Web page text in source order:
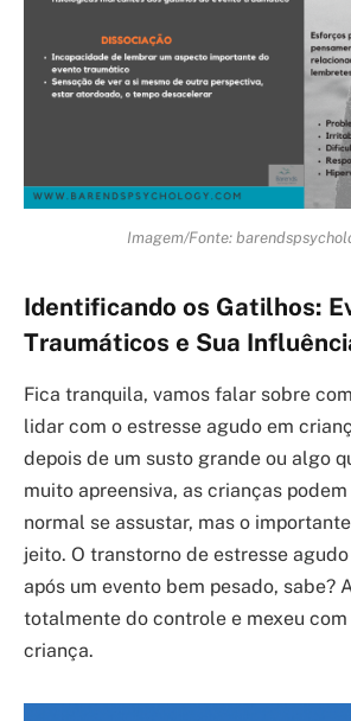
Imagem/Fonte:
Identificando os Gatilhos:
Traumáticos e Sua
Fica tranquila, vamos falar sobre
lidar com o estresse agudo em
depois de um susto grande ou algo
muito apreensiva, as crianças
normal se assustar, mas o
jeito. O transtorno de estresse
após um evento bem pesado, sabe?
totalmente do controle e mexeu com
criança.